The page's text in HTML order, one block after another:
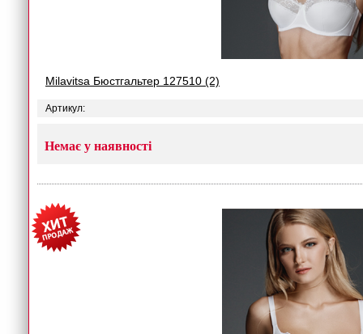
Milavitsa Бюстгальтер 127510 (2)
Артикул:
Немає у наявності